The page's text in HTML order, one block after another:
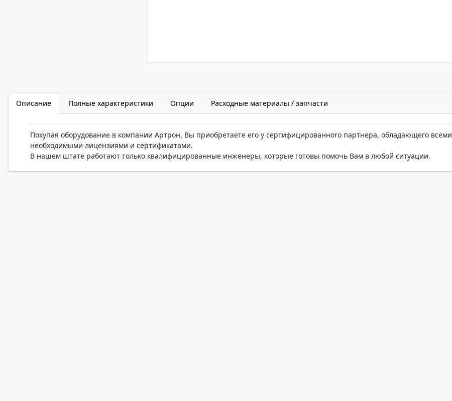
Описание Полные характеристики Опции Расходные материалы / запчасти
Покупая оборудование в компании Артрон, Вы приобретаете его у сертифицированного партнера, обладающего всеми
необходимыми лицензиями и сертификатами.
В нашем штате работают только квалифицированные инженеры, которые готовы помочь Вам в любой ситуации.